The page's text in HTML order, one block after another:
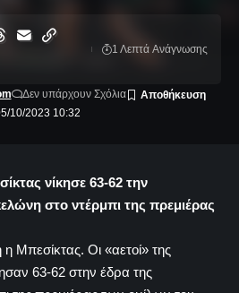
10/2023 10:32
Δεν υπάρχουν Σχόλια
1 Λεπτά Aνάγνωσης
νίκησε 63-62 την
στο ντέρμπι της πρεμιέρας
Μπεσίκτας. Οι «αετοί» της
63-62 στην έδρα της